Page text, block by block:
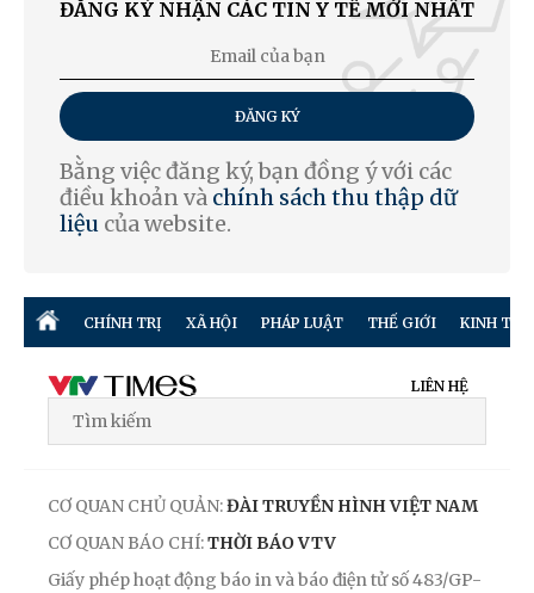
ĐĂNG KÝ NHẬN CÁC TIN Y TẾ MỚI NHẤT
ĐĂNG KÝ
Bằng việc đăng ký, bạn đồng ý với các
điều khoản và chính sách thu thập dữ
liệu của website.
CHÍNH TRỊ XÃ HỘI PHÁP LUẬT THẾ GIỚI KINH TẾ
LIÊN HỆ
CƠ QUAN CHỦ QUẢN:ĐÀI TRUYỀN HÌNH VIỆT NAM
CƠ QUAN BÁO CHÍ:THỜI BÁO VTV
Giấy phép hoạt động báo in và báo điện tử số 483/GP-